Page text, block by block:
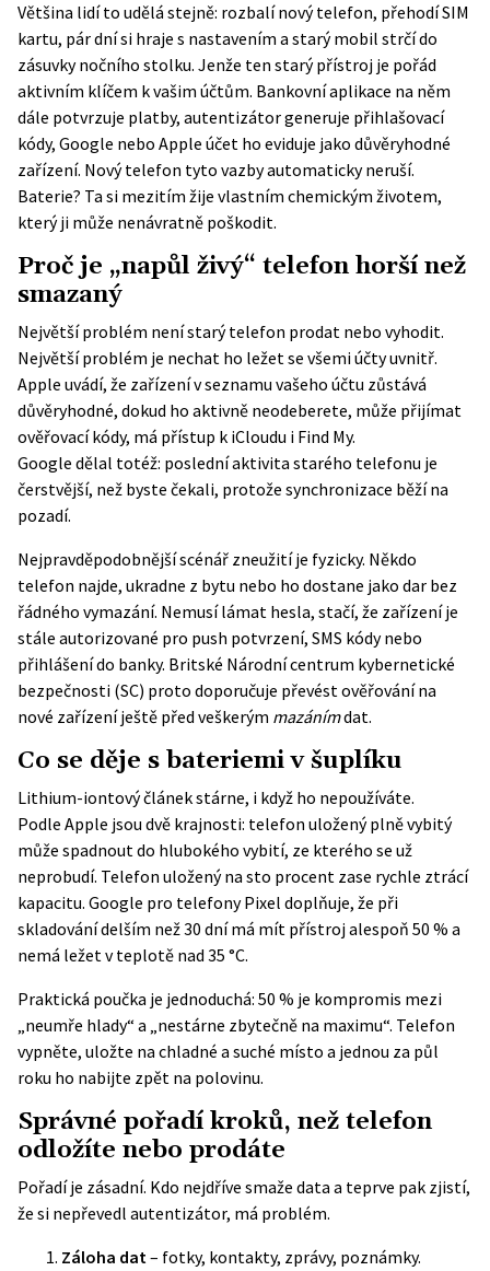
Většina lidí to udělá stejně: rozbalí nový telefon, přehodí SIM
kartu, pár dní si hraje s nastavením a starý mobil strčí do
zásuvky nočního stolku. Jenže ten starý přístroj je pořád
aktivním klíčem k vašim účtům. Bankovní aplikace na něm
dále potvrzuje platby, autentizátor generuje přihlašovací
kódy, Google nebo Apple účet ho eviduje jako důvěryhodné
zařízení. Nový telefon tyto vazby automaticky neruší.
Baterie? Ta si mezitím žije vlastním chemickým životem,
který ji může nenávratně poškodit.
Proč je „napůl živý“ telefon horší než
smazaný
Největší problém není starý telefon prodat nebo vyhodit.
Největší problém je nechat ho ležet se všemi účty uvnitř.
Apple uvádí, že zařízení v seznamu vašeho účtu zůstává
důvěryhodné, dokud ho aktivně neodeberete, může přijímat
ověřovací kódy, má přístup k iCloudu i Find My.
Google dělal totéž: poslední aktivita starého telefonu je
čerstvější, než byste čekali, protože synchronizace běží na
pozadí.
Nejpravděpodobnější scénář zneužití je fyzicky. Někdo
telefon najde, ukradne z bytu nebo ho dostane jako dar bez
řádného vymazání. Nemusí lámat hesla, stačí, že zařízení je
stále autorizované pro push potvrzení, SMS kódy nebo
přihlášení do banky. Britské Národní centrum kybernetické
bezpečnosti (SC) proto doporučuje převést ověřování na
nové zařízení ještě před veškerým mazánímdat.
Co se děje s bateriemi v šuplíku
Lithium-iontový článek stárne, i když ho nepoužíváte.
Podle Apple jsou dvě krajnosti: telefon uložený plně vybitý
může spadnout do hlubokého vybití, ze kterého se už
neprobudí. Telefon uložený na sto procent zase rychle ztrácí
kapacitu. Google pro telefony Pixel doplňuje, že při
skladování delším než 30 dní má mít přístroj alespoň 50 % a
nemá ležet v teplotě nad 35 °C.
Praktická poučka je jednoduchá: 50 % je kompromis mezi
„neumře hlady“ a „nestárne zbytečně na maximu“. Telefon
vypněte, uložte na chladné a suché místo a jednou za půl
roku ho nabijte zpět na polovinu.
Správné pořadí kroků, než telefon
odložíte nebo prodáte
Pořadí je zásadní. Kdo nejdříve smaže data a teprve pak zjistí,
že si nepřevedl autentizátor, má problém.
Záloha dat– fotky, kontakty, zprávy, poznámky.